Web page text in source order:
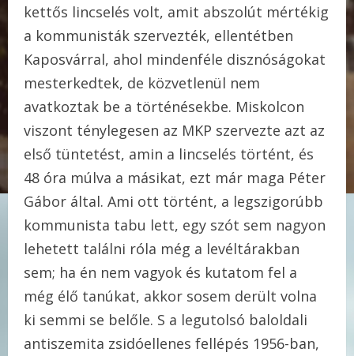
kettős lincselés volt, amit abszolút mértékig
a kommunisták szervezték, ellentétben
Kaposvárral, ahol mindenféle disznóságokat
mesterkedtek, de közvetlenül nem
avatkoztak be a történésekbe. Miskolcon
viszont ténylegesen az MKP szervezte azt az
első tüntetést, amin a lincselés történt, és
48 óra múlva a másikat, ezt már maga Péter
Gábor által. Ami ott történt, a legszigorúbb
kommunista tabu lett, egy szót sem nagyon
lehetett találni róla még a levéltárakban
sem; ha én nem vagyok és kutatom fel a
még élő tanúkat, akkor sosem derült volna
ki semmi se belőle. S a legutolsó baloldali
antiszemita zsidóellenes fellépés 1956-ban,